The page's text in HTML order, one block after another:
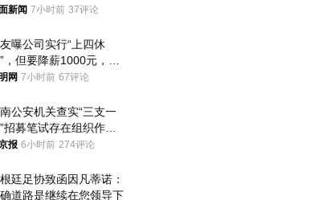
准确，待修改后印发
新闻 7小时前 37评论
曝公司实行“上四休
，但要降薪1000元，不
只能辞职
网 7小时前 67评论
公安机关查实“三支一
招募笔试存在组织作弊
行为
报 6小时前 274评论
廷足协致函因凡蒂诺：
道路是继续在您领导下